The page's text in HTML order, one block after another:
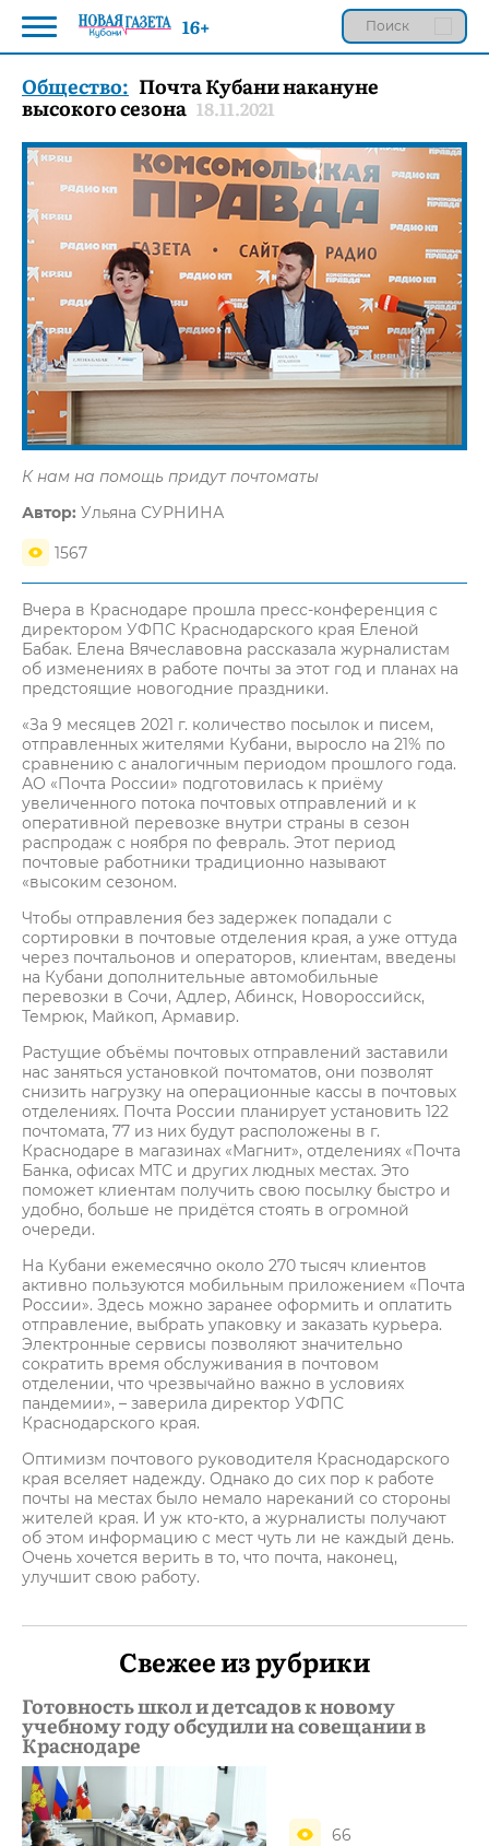
Общество: Почта Кубани накануне
высокого сезона 18.11.2021
К нам на помощь придут почтоматы
Автор: Ульяна СУРНИНА
1567
Вчера в Краснодаре прошла пресс-конференция с
директором УФПС Краснодарского края Еленой
Бабак. Елена Вячеславовна рассказала журналистам
об изменениях в работе почты за этот год и планах на
предстоящие новогодние праздники.
«За 9 месяцев 2021 г. количество посылок и писем,
отправленных жителями Кубани, выросло на 21% по
сравнению с аналогичным периодом прошлого года.
АО «Почта России» подготовилась к приёму
увеличенного потока почтовых отправлений и к
оперативной перевозке внутри страны в сезон
распродаж с ноября по февраль. Этот период
почтовые работники традиционно называют
«высоким сезоном.
Чтобы отправления без задержек попадали с
сортировки в почтовые отделения края, а уже оттуда
через почтальонов и операторов, клиентам, введены
на Кубани дополнительные автомобильные
перевозки в Сочи, Адлер, Абинск, Новороссийск,
Темрюк, Майкоп, Армавир.
Растущие объёмы почтовых отправлений заставили
нас заняться установкой почтоматов, они позволят
снизить нагрузку на операционные кассы в почтовых
отделениях. Почта России планирует установить 122
почтомата, 77 из них будут расположены в г.
Краснодаре в магазинах «Магнит», отделениях «Почта
Банка, офисах МТС и других людных местах. Это
поможет клиентам получить свою посылку быстро и
удобно, больше не придётся стоять в огромной
очереди.
На Кубани ежемесячно около 270 тысяч клиентов
активно пользуются мобильным приложением «Почта
России». Здесь можно заранее оформить и оплатить
отправление, выбрать упаковку и заказать курьера.
Электронные сервисы позволяют значительно
сократить время обслуживания в почтовом
отделении, что чрезвычайно важно в условиях
пандемии», – заверила директор УФПС
Краснодарского края.
Оптимизм почтового руководителя Краснодарского
края вселяет надежду. Однако до сих пор к работе
почты на местах было немало нареканий со стороны
жителей края. И уж кто-кто, а журналисты получают
об этом информацию с мест чуть ли не каждый день.
Очень хочется верить в то, что почта, наконец,
улучшит свою работу.
Свежее из рубрики
Готовность школ и детсадов к новому
учебному году обсудили на совещании в
Краснодаре
66
16+